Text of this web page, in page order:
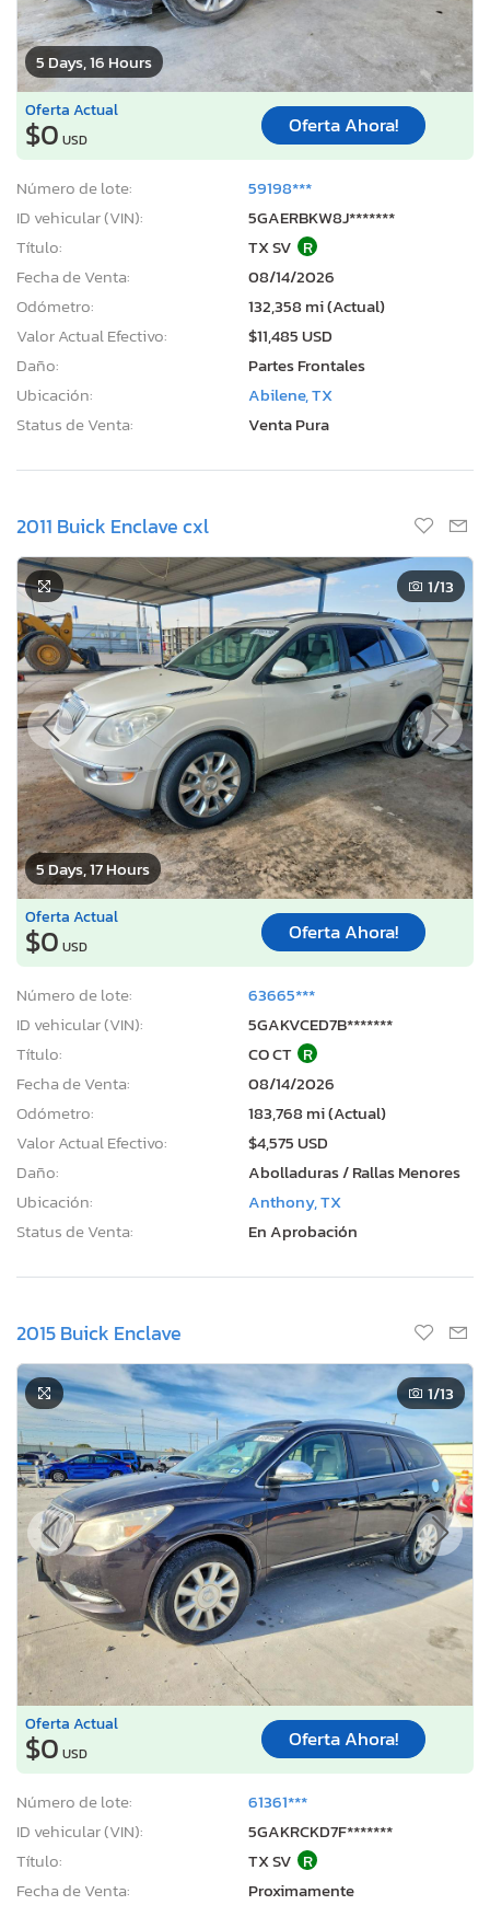
5 Days, 16 Hours
Oferta Actual
$0 USD
Oferta Ahora!
Número de lote:
59198***
ID vehicular (VIN):
5GAERBKW8J*******
Título:
TX SV R
Fecha de Venta:
08/14/2026
Odómetro:
132,358 mi (Actual)
Valor Actual Efectivo:
$11,485 USD
Daño:
Partes Frontales
Ubicación:
Abilene, TX
Status de Venta:
Venta Pura
2011 Buick Enclave cxl
5 Days, 17 Hours
1/13
Oferta Actual
$0 USD
Oferta Ahora!
Número de lote:
63665***
ID vehicular (VIN):
5GAKVCED7B*******
Título:
CO CT R
Fecha de Venta:
08/14/2026
Odómetro:
183,768 mi (Actual)
Valor Actual Efectivo:
$4,575 USD
Daño:
Abolladuras / Rallas Menores
Ubicación:
Anthony, TX
Status de Venta:
En Aprobación
2015 Buick Enclave
1/13
Oferta Actual
$0 USD
Oferta Ahora!
Número de lote:
61361***
ID vehicular (VIN):
5GAKRCKD7F*******
Título:
TX SV R
Fecha de Venta:
Proximamente